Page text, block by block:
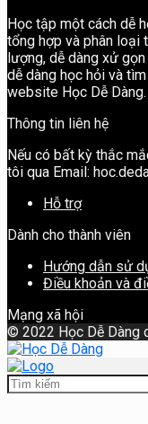
Học tập một cách dễ
tổng hợp và phân loại
lượng, dễ dàng xử
dễ dàng học hỏi và
website Học Dễ Dàng.
Thông tin liên hệ
Nếu có bất kỳ thắc
tôi qua Email:
Hỗ trợ
Dành cho thành viên
Hướng dẫn sử
Điều khoản và
Mạng xã hội
© 2022 Học Dễ Dàng